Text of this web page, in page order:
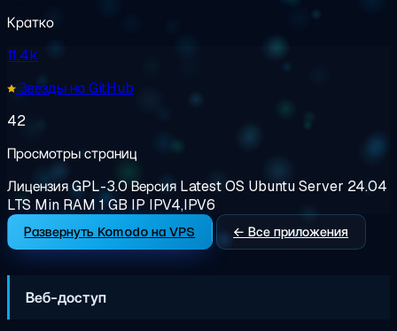
Кратко
11.4k
Звёзды на GitHub
42
Просмотры страниц
ЛицензияGPL-3.0 Версия LatestOS Ubuntu Server 24.04
LTS Min RAM 1 GB IP IPV4,IPV6
Развернуть Komodo на VPS ← Все приложения
Веб-доступ